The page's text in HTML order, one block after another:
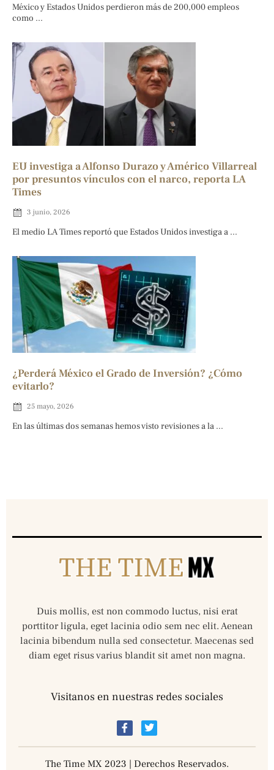
México y Estados Unidos perdieron más de 200,000 empleos
como ...
EU investiga a Alfonso Durazo y Américo Villarreal
por presuntos vínculos con el narco, reporta LA
Times
3 junio, 2026
El medio LA Times reportó que Estados Unidos investiga a ...
¿Perderá México el Grado de Inversión? ¿Cómo
evitarlo?
25 mayo, 2026
En las últimas dos semanas hemos visto revisiones a la ...
Duis mollis, est non commodo luctus, nisi erat
porttitor ligula, eget lacinia odio sem nec elit. Aenean
lacinia bibendum nulla sed consectetur. Maecenas sed
diam eget risus varius blandit sit amet non magna.
Visitanos en nuestras redes sociales
The Time MX 2023 | Derechos Reservados.